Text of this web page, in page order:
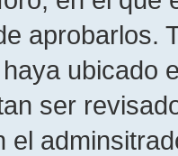
aprobarlos.
ubicado
ser
el